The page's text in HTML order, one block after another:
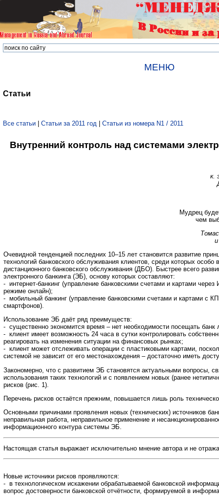
МЕНЮ
Статьи
Все статьи | Статьи за 2011 год | Статьи из номера N1 / 2011
Внутренний контроль над системами
к.
Мудрец
чем
Очевидной тенденцией последних 10–15 лет становится развитие
технологий банковского обслуживания клиентов, среди которых
дистанционного банковского обслуживания (ДБО). Быстрее всего
электронного банкинга (ЭБ), основу которых составляют:
- интернет-банкинг (управление банковскими счетами и картами через
режиме онлайн);
- мобильный банкинг (управление банковскими счетами и картами с
смартфонов).
Использование ЭБ даёт ряд преимуществ:
- существенно экономится время – нет необходимости посещать банк
- клиент имеет возможность 24 часа в сутки контролировать
реагировать на изменения ситуации на финансовых рынках;
- клиент может отслеживать операции с пластиковыми картами,
системой не зависит от его местонахождения – достаточно иметь
Закономерно, что с развитием ЭБ становятся актуальными вопросы,
использования таких технологий и с появлением новых (ранее
рисков (рис. 1).
Перечень рисков остаётся прежним, повышается лишь роль
Основными причинами проявления новых (технических) источников
неправильная работа, неправильное применение и
информационного контура системы ЭБ.
Настоящая статья выражает исключительно мнение автора и не
Новые источники рисков проявляются:
- в технологическом искажении обрабатываемой банковской
вопрос достоверности банковской отчётности, формируемой в